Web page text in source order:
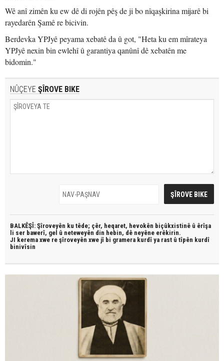
Wê anî zimên ku ew dê di rojên pêş de ji bo nîqaşkirina mijarê bi
rayedarên Şamê re bicivin.
Berdevka YPJyê peyama xebatê da û got, "Heta ku em mîrateya
YPJyê nexin bin ewlehî û garantiya qanûnî dê xebatên me
bidomin."
NÛÇEYE ŞÎROVE BIKE
BALKÊŞÎ: Şîroveyên ku têde; çêr, heqaret, hevokên biçûkxistinê û êrîşa
li ser bawerî, gel û neteweyên din hebin, dê neyêne erêkirin.
JI kerema xwe re şîroveyên xwe jî bi gramera kurdî ya rast û tîpên kurdî
binivîsin